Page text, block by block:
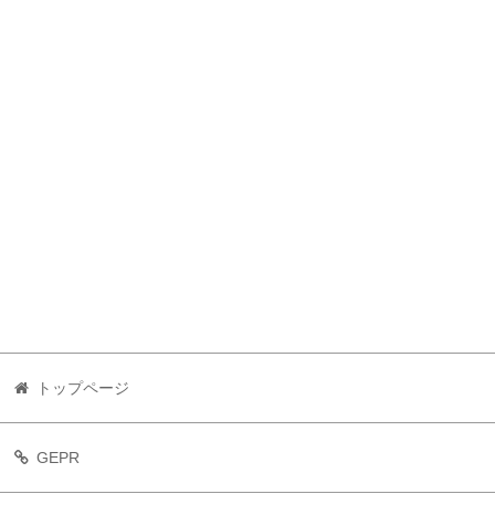
トップページ
GEPR